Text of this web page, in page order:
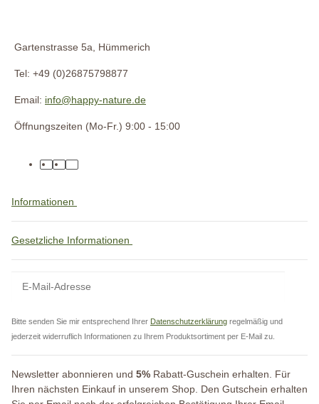
Gartenstrasse 5a, Hümmerich
Tel: +49 (0)26875798877
Email: info@happy-nature.de
Öffnungszeiten (Mo-Fr.) 9:00 - 15:00
Informationen
Gesetzliche Informationen
Bitte senden Sie mir entsprechend Ihrer Datenschutzerklärung regelmäßig und
jederzeit widerruflich Informationen zu Ihrem Produktsortiment per E-Mail zu.
Newsletter abonnieren und 5% Rabatt-Guschein erhalten. Für
Ihren nächsten Einkauf in unserem Shop. Den Gutschein erhalten